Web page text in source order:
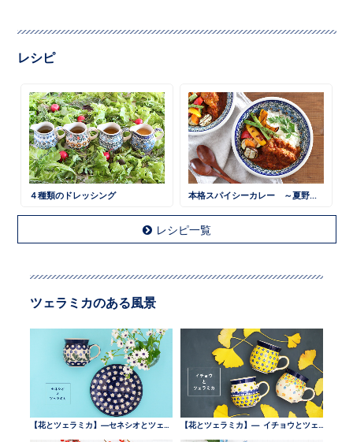
レシピ
４種類のドレッシング
レシピ一覧
ツェラミカのある風景